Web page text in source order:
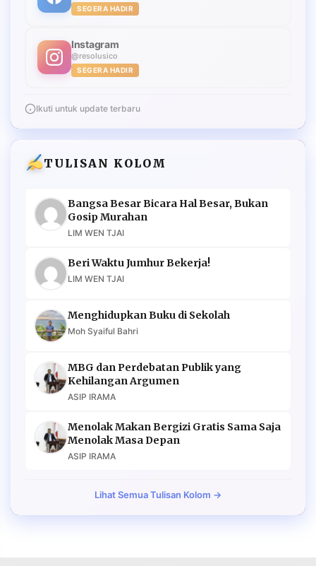
SEGERA HADIR
Instagram
@resolusico
SEGERA HADIR
Ikuti untuk update terbaru
TULISAN KOLOM
Bangsa Besar Bicara Hal Besar, Bukan
Gosip Murahan
LIM WEN TJAI
Beri Waktu Jumhur Bekerja!
LIM WEN TJAI
Menghidupkan Buku di Sekolah
Moh Syaiful Bahri
MBG dan Perdebatan Publik yang
Kehilangan Argumen
ASIP IRAMA
Menolak Makan Bergizi Gratis Sama Saja
Menolak Masa Depan
ASIP IRAMA
Lihat Semua Tulisan Kolom →